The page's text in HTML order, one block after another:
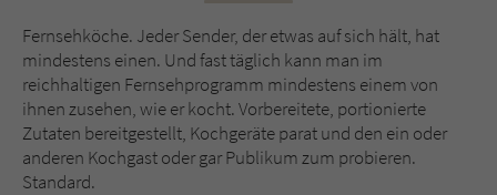
Fernsehköche. Jeder Sender, der etwas auf sich hält, hat
mindestens einen. Und fast täglich kann man im
reichhaltigen Fernsehprogramm mindestens einem von
ihnen zusehen, wie er kocht. Vorbereitete, portionierte
Zutaten bereitgestellt, Kochgeräte parat und den ein oder
anderen Kochgast oder gar Publikum zum probieren.
Standard.
Zweck
Dieses Cookie gewährleistet die
Kommunikation der Webseite mit dem
Benutzer. Es wird benötigt um z. B. den
Sicherheitscode des Kontaktformulars zu
überprüfen.